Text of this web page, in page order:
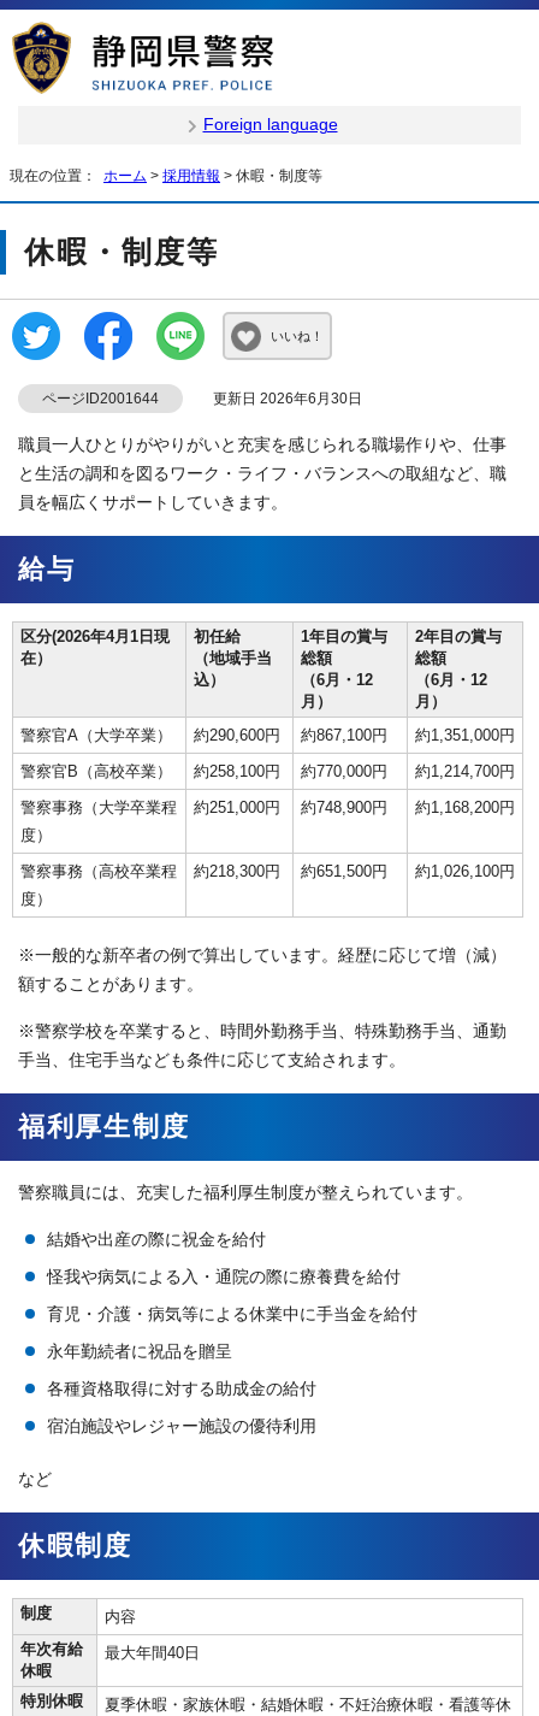
Foreign language
現在の位置： ホーム > 採用情報 > 休暇・制度等
休暇・制度等
いいね！
ページID2001644 更新日 2026年6月30日
職員一人ひとりがやりがいと充実を感じられる職場作りや、仕事
と生活の調和を図るワーク・ライフ・バランスへの取組など、職
員を幅広くサポートしていきます。
給与
区分(2026年4月1日現
在）
初任給
（地域手当
込）
1年目の賞与
総額
（6月・12
月）
2年目の賞与
総額
（6月・12
月）
警察官A（大学卒業）
約290,600円 約867,100円
約1,351,000円
警察官B（高校卒業）
約258,100円 約770,000円
約1,214,700円
警察事務（大学卒業程
度）
約251,000円 約748,900円 約1,168,200円
警察事務（高校卒業程
度）
約218,300円 約651,500円 約1,026,100円
※一般的な新卒者の例で算出しています。経歴に応じて増（減）
額することがあります。
※警察学校を卒業すると、時間外勤務手当、特殊勤務手当、通勤
手当、住宅手当なども条件に応じて支給されます。
福利厚生制度
警察職員には、充実した福利厚生制度が整えられています。
結婚や出産の際に祝金を給付
怪我や病気による入・通院の際に療養費を給付
育児・介護・病気等による休業中に手当金を給付
永年勤続者に祝品を贈呈
各種資格取得に対する助成金の給付
宿泊施設やレジャー施設の優待利用
など
休暇制度
制度
内容
年次有給
休暇
最大年間40日
特別休暇
夏季休暇・家族休暇・結婚休暇・不妊治療休暇・看護等休